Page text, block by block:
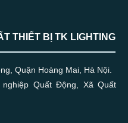
THIẾT BỊ TK LIGHTING
Quận Hoàng Mai, Hà Nội.
Quất Động, Xã Quất